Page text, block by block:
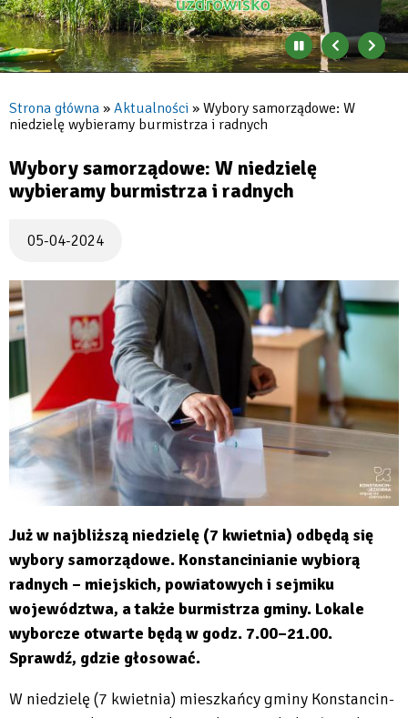
Zatrzymaj
automatyczne
się
banerów
Poprzedni
bannerbaner
Ścieżka
Strona główna Aktualności
Wybory samorządowe: W
niedzielę wybieramy burmistrza i radnych
Wybory samorządowe: W niedzielę
wybieramy burmistrza i radnych
05-04-2024
Już w najbliższą niedzielę (7 kwietnia) odbędą się
wybory samorządowe. Konstancinianie wybiorą
radnych – miejskich, powiatowych i sejmiku
województwa, a także burmistrza gminy. Lokale
wyborcze otwarte będą w godz. 7.00–21.00.
Sprawdź, gdzie głosować.
W niedzielę (7 kwietnia) mieszkańcy gminy Konstancin-